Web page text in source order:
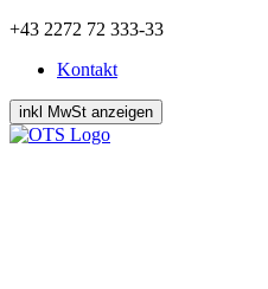
Zum
springen
+43 2272 72 333-33
Kontakt